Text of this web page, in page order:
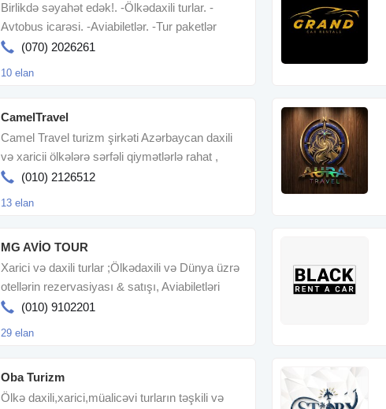
Birlikdə səyahət edək!. -Ölkədaxili turlar. -
Avtobus icarəsi. -Aviabiletlər. -Tur paketlər
(070) 2026261
10 elan
CamelTravel
Camel Travel turizm şirkəti Azərbaycan daxili
və xaricii ölkələrə sərfəli qiymətlərlə rahat ,
təhlükəsi(010) 2126512
13 elan
MG AVİO TOUR
Xarici və daxili turlar ;Ölkədaxili və Dünya üzrə
otellərin rezervasiyası & satışı, Aviabiletləri
(010) 9102201
29 elan
Oba Turizm
Ölkə daxili,xarici,müalicəvi turların təşkili və